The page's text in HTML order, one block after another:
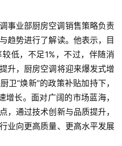
事业部厨房空调销售策略负责
趋势进行了解读。他表示，目
低，不足1%，不过，伴随消
升，厨房空调将迎来爆发式增
卫“焕新”的政策补贴加持下，
长。面对广阔的市场蓝海，
，通过技术创新与品质提升，
业向更高质量、更高水平发展